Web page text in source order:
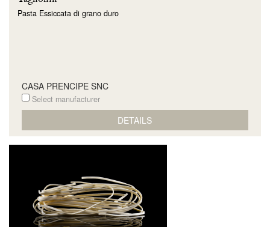
Pasta Essiccata di grano duro
CASA PRENCIPE SNC
Select manufacturer
DETAILS